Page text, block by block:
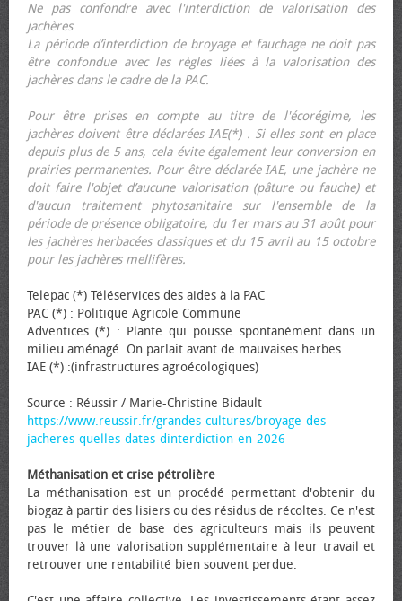
Ne pas confondre avec l'interdiction de valorisation des
jachères
La période d’interdiction de broyage et fauchage ne doit pas
être confondue avec les règles liées à la valorisation des
jachères dans le cadre de la PAC.
Pour être prises en compte au titre de l'écorégime, les
jachères doivent être déclarées IAE(*) . Si elles sont en place
depuis plus de 5 ans, cela évite également leur conversion en
prairies permanentes. Pour être déclarée IAE, une jachère ne
doit faire l'objet d’aucune valorisation (pâture ou fauche) et
d'aucun traitement phytosanitaire sur l'ensemble de la
période de présence obligatoire, du 1er mars au 31 août pour
les jachères herbacées classiques et du 15 avril au 15 octobre
pour les jachères mellifères.
Telepac (*) Téléservices des aides à la PAC
PAC (*) : Politique Agricole Commune
Adventices (*) : Plante qui pousse spontanément dans un
milieu aménagé. On parlait avant de mauvaises herbes.
IAE (*) :(infrastructures agroécologiques)
Source : Réussir / Marie-Christine Bidault
https://www.reussir.fr/grandes-cultures/broyage-des-
jacheres-quelles-dates-dinterdiction-en-2026
Méthanisation et crise pétrolière
La méthanisation est un procédé permettant d'obtenir du
biogaz à partir des lisiers ou des résidus de récoltes. Ce n'est
pas le métier de base des agriculteurs mais ils peuvent
trouver là une valorisation supplémentaire à leur travail et
retrouver une rentabilité bien souvent perdue.